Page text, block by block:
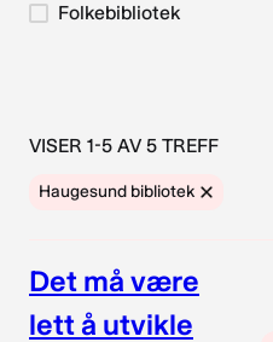
Folkebibliotek
VISER 1-5 AV 5 TREFF
Haugesund bibliotek
Det må være
lett å utvikle